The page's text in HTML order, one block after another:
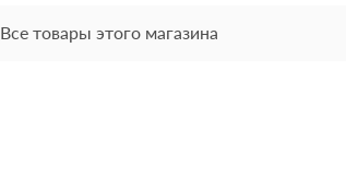
Все товары этого магазина